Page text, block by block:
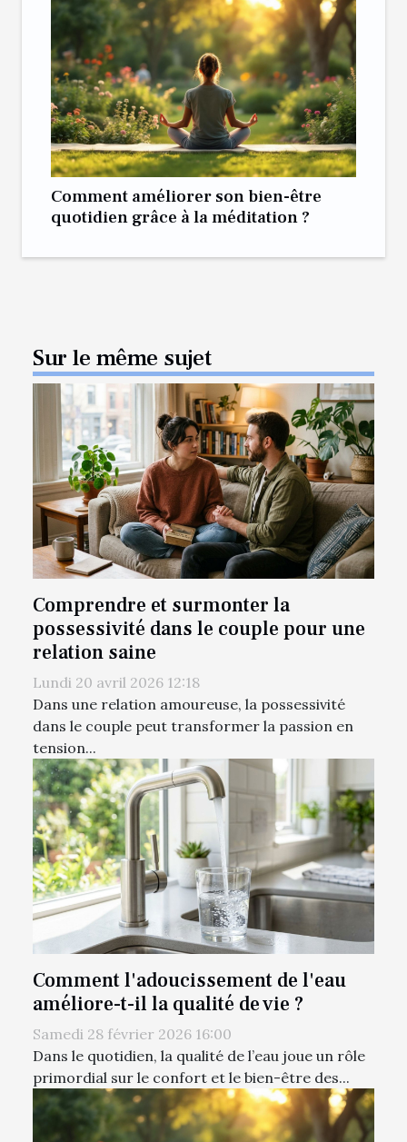
Comment améliorer son bien-être
quotidien grâce à la méditation ?
Sur le même sujet
Comprendre et surmonter la
possessivité dans le couple pour une
relation saine
Lundi 20 avril 2026 12:18
Dans une relation amoureuse, la possessivité
dans le couple peut transformer la passion en
tension...
Comment l'adoucissement de l'eau
améliore-t-il la qualité de vie ?
Samedi 28 février 2026 16:00
Dans le quotidien, la qualité de l’eau joue un rôle
primordial sur le confort et le bien-être des...